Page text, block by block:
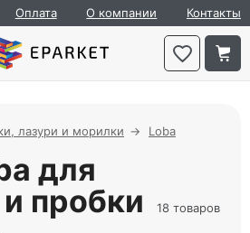
Оплата О компании Контакты
лазури и морилки Loba
для
пробки
18 товаров